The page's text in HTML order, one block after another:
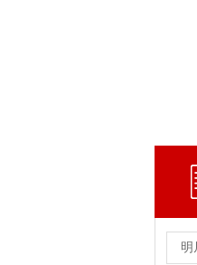
明